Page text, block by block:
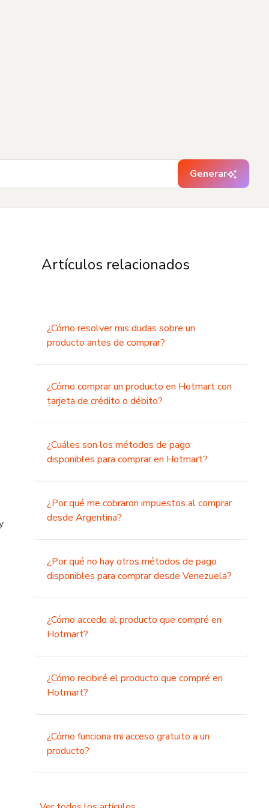
Generar
Artículos relacionados
¿Cómo resolver mis dudas sobre un
producto antes de comprar?
¿Cómo comprar un producto en Hotmart con
tarjeta de crédito o débito?
¿Cuáles son los métodos de pago
disponibles para comprar en Hotmart?
¿Por qué me cobraron impuestos al comprar
desde Argentina?
¿Por qué no hay otros métodos de pago
disponibles para comprar desde Venezuela?
¿Cómo accedo al producto que compré en
Hotmart?
¿Cómo recibiré el producto que compré en
Hotmart?
¿Cómo funciona mi acceso gratuito a un
producto?